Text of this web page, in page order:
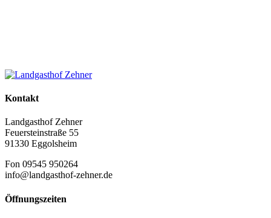
Kontakt
Landgasthof Zehner
Feuersteinstraße 55
91330 Eggolsheim
Fon 09545 950264
info@landgasthof-zehner.de
Öffnungszeiten